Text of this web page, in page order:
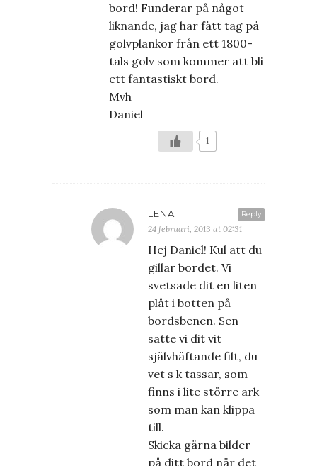
bord! Funderar på något
liknande, jag har fått tag på
golvplankor från ett 1800-
tals golv som kommer att bli
ett fantastiskt bord.
Mvh
Daniel
1
Reply
LENA
24 februari, 2013 at 02:31
Hej Daniel! Kul att du
gillar bordet. Vi
svetsade dit en liten
plåt i botten på
bordsbenen. Sen
satte vi dit vit
självhäftande filt, du
vet s k tassar, som
finns i lite större ark
som man kan klippa
till.
Skicka gärna bilder
på ditt bord när det